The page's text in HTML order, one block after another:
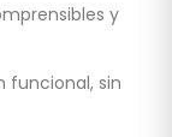
y
funcional, sin